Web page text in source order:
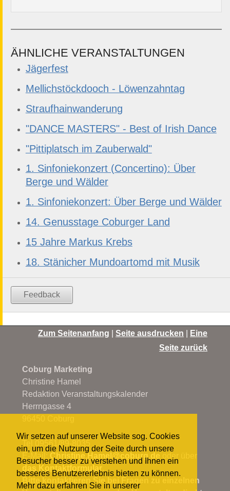
Wir setzen auf unserer Website sog. Cookies
ein, um die Nutzung der Seite durch unsere
Besucher besser zu verstehen und Ihnen ein
besseres Benutzererlebnis bieten zu können.
Mehr dazu erfahren Sie in unserer
ÄHNLICHE VERANSTALTUNGEN
Jägerfest
Mellichstöckdooch - Löwenzahntag
Straufhainwanderung
"DANCE MASTERS" - Best of Irish Dance
"Pittiplatsch im Zauberwald"
1. Sinfoniekonzert (Concertino): Über
Berge und Wälder
1. Sinfoniekonzert: Über Berge und Wälder
14. Genusstage Coburger Land
15 Jahre Markus Krebs
18. Stänicher Mundoartomd mit Musik
Feedback
Zum Seitenanfang |Seite ausdrucken
Eine
Seite zurück
Coburg Marketing
Christine Hamel
Redaktion Veranstaltungskalender
Herrngasse 4
Tel 09561/89-8035
E-Mail: Christine.Hamel@coburg.de oder über
das Kontaktformular
Bitte kontaktieren Sie bei Fragen zu einzelnen